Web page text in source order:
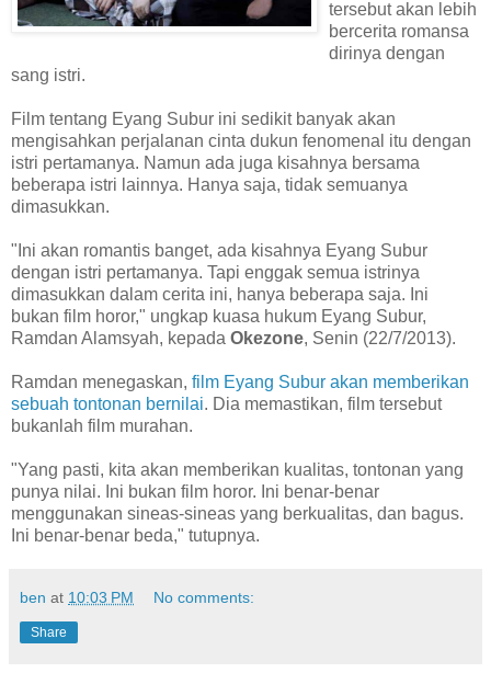
tersebut akan lebih
bercerita romansa
dirinya dengan
sang istri.
Film tentang Eyang Subur ini sedikit banyak akan
mengisahkan perjalanan cinta dukun fenomenal itu dengan
istri pertamanya. Namun ada juga kisahnya bersama
beberapa istri lainnya. Hanya saja, tidak semuanya
dimasukkan.
"Ini akan romantis banget, ada kisahnya Eyang Subur
dengan istri pertamanya. Tapi enggak semua istrinya
dimasukkan dalam cerita ini, hanya beberapa saja. Ini
bukan film horor," ungkap kuasa hukum Eyang Subur,
Ramdan Alamsyah, kepada Okezone, Senin (22/7/2013).
Ramdan menegaskan, film Eyang Subur akan memberikan
sebuah tontonan bernilai. Dia memastikan, film tersebut
bukanlah film murahan.
"Yang pasti, kita akan memberikan kualitas, tontonan yang
punya nilai. Ini bukan film horor. Ini benar-benar
menggunakan sineas-sineas yang berkualitas, dan bagus.
Ini benar-benar beda," tutupnya.
ben at 10:03 PM No comments:
Share